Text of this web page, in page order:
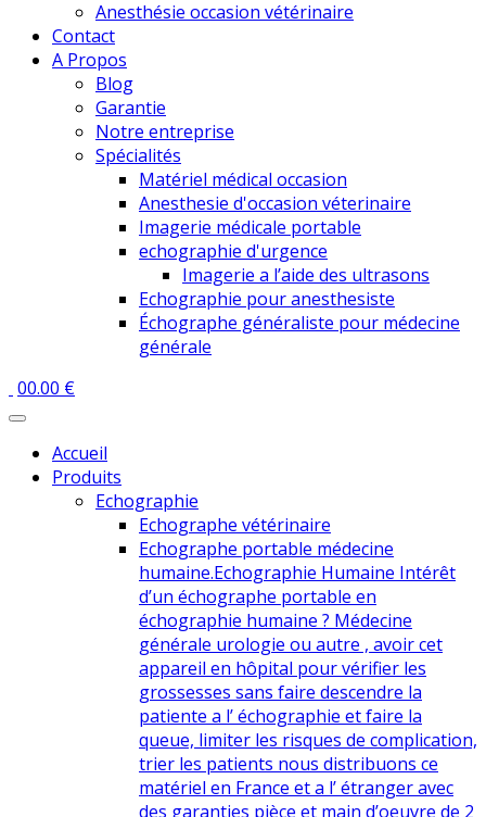
Anesthésie occasion vétérinaire
Contact
A Propos
Blog
Garantie
Notre entreprise
Spécialités
Matériel médical occasion
Anesthesie d'occasion véterinaire
Imagerie médicale portable
echographie d'urgence
Imagerie a l’aide des ultrasons
Echographie pour anesthesiste
Échographe généraliste pour médecine
générale
00.00 €
Accueil
Produits
Echographie
Echographe vétérinaire
Echographe portable médecine
humaine.Echographie Humaine Intérêt
d’un échographe portable en
échographie humaine ? Médecine
générale urologie ou autre , avoir cet
appareil en hôpital pour vérifier les
grossesses sans faire descendre la
patiente a l’ échographie et faire la
queue, limiter les risques de complication,
trier les patients nous distribuons ce
matériel en France et a l’ étranger avec
des garanties pièce et main d’oeuvre de 2